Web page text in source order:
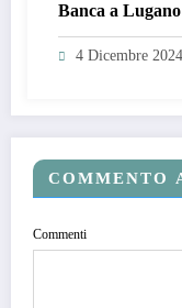
Banca a Lugano
4 Dicembre 2024
COMMENTO
Commenti